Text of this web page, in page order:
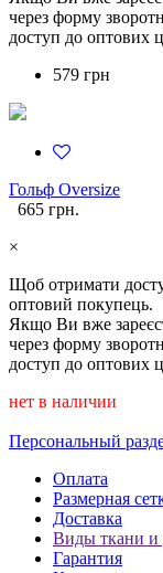
через форму
доступ до оптових
579 грн
Гольф Oversize
665 грн.
×
Щоб отримати
оптовий покупець.
Якщо Ви вже
через форму
доступ до оптових
нет в наличии
Персональный
Оплата
Размерная
Доставка
Виды ткани и
Гарантия